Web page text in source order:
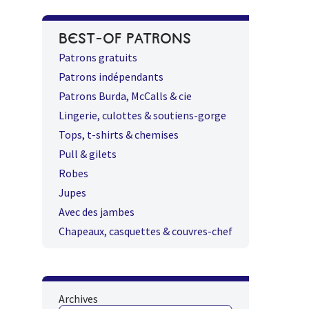
BEST-OF PATRONS
Patrons gratuits
Patrons indépendants
Patrons Burda, McCalls & cie
Lingerie, culottes & soutiens-gorge
Tops, t-shirts & chemises
Pull & gilets
Robes
Jupes
Avec des jambes
Chapeaux, casquettes & couvres-chef
Archives